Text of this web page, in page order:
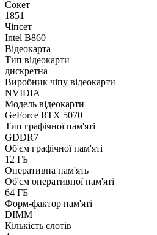
Сокет
1851
Чіпсет
Intel B860
Відеокарта
Тип відеокарти
дискретна
Виробник чіпу відеокарти
NVIDIA
Модель відеокарти
GeForce RTX 5070
Тип графічної пам'яті
GDDR7
Об'єм графічної пам'яті
12 ГБ
Оперативна пам'ять
Об'єм оперативної пам'яті
64 ГБ
Форм-фактор пам'яті
DIMM
Кількість слотів